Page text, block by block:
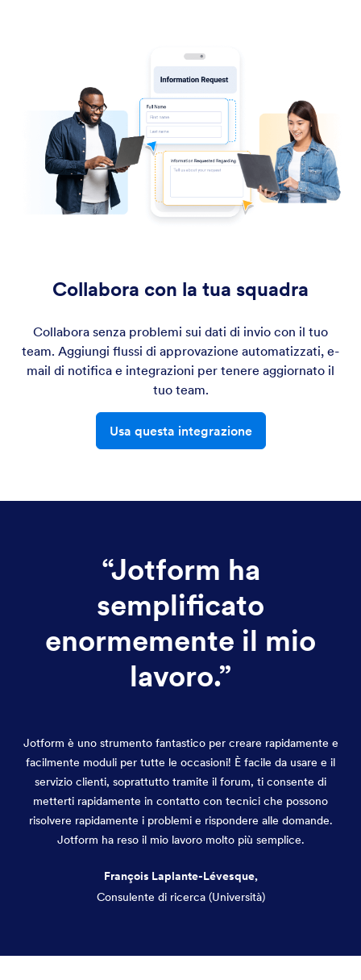
Collabora con la tua squadra
Collabora senza problemi sui dati di invio con il tuo
team. Aggiungi flussi di approvazione automatizzati, e-
mail di notifica e integrazioni per tenere aggiornato il
tuo team.
Usa questa integrazione
“Jotform ha
semplificato
enormemente il mio
lavoro.”
Jotform è uno strumento fantastico per creare rapidamente e
facilmente moduli per tutte le occasioni! È facile da usare e il
servizio clienti, soprattutto tramite il forum, ti consente di
metterti rapidamente in contatto con tecnici che possono
risolvere rapidamente i problemi e rispondere alle domande.
Jotform ha reso il mio lavoro molto più semplice.
François Laplante-Lévesque,
Consulente di ricerca (Università)